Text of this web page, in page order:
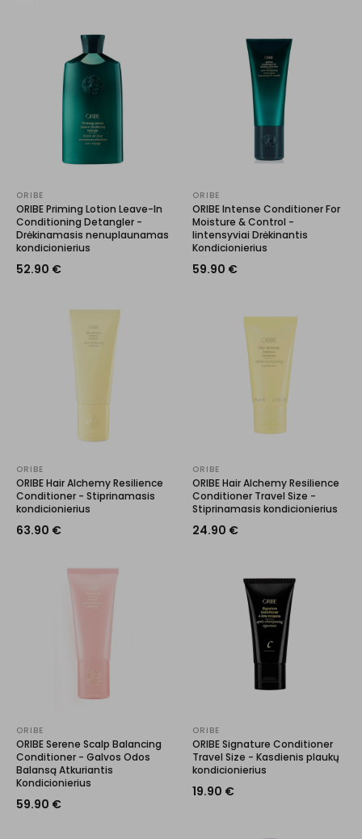
ORIBE
ORIBE Priming Lotion Leave-In
Conditioning Detangler -
Drėkinamasis nenuplaunamas
kondicionierius
52.90 €
ORIBE
ORIBE Intense Conditioner For
Moisture & Control -
Iintensyviai Drėkinantis
Kondicionierius
59.90 €
ORIBE
ORIBE Hair Alchemy Resilience
Conditioner - Stiprinamasis
kondicionierius
63.90 €
ORIBE
ORIBE Hair Alchemy Resilience
Conditioner Travel Size -
Stiprinamasis kondicionierius
24.90 €
ORIBE
ORIBE Serene Scalp Balancing
Conditioner - Galvos Odos
Balansą Atkuriantis
Kondicionierius
59.90 €
ORIBE
ORIBE Signature Conditioner
Travel Size - Kasdienis plaukų
kondicionierius
19.90 €